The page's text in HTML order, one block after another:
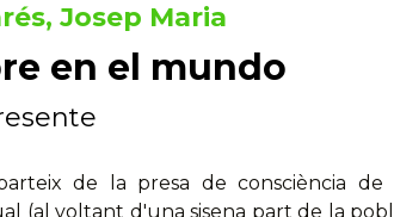
Josep Maria
en el mundo
de la presa de consciència
(al voltant d'una sisena part de la